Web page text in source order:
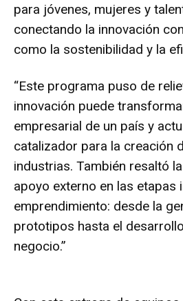
para jóvenes, mujeres y
conectando la innovación
como la sostenibilidad y la
“Este programa puso de
innovación puede
empresarial de un país y
catalizador para la creación
industrias. También resaltó
apoyo externo en las etapas
emprendimiento: desde la
prototipos hasta el
negocio.”